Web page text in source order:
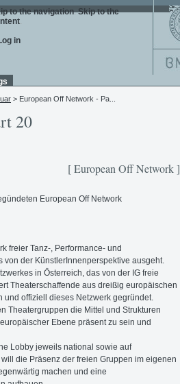
to the navigation. Skip to the
.
in
> European Off Network - Pa...
20
[ European Off Network ]
European Off Network
freier Tanz-, Performance- und
der KünstlerInnenperspektive ausgeht.
in Österreich, das von der IG freie
Theaterschaffende aus dreißig europäischen
offiziell dieses Netzwerk gegründet.
Theatergruppen die Mittel und Strukturen
Ebene präsent zu sein und
Lobby jeweils national sowie auf
die Präsenz der freien Gruppen im eigenen
machen und eine